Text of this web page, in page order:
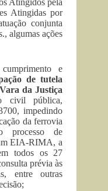
Atingidos pela
Atingidas por
conjunta
algumas ações
e
de tutela
da Justiça
civil pública,
impedindo
da ferrovia
processo de
EIA-RIMA, a
todos os 27
prévia às
entre outras